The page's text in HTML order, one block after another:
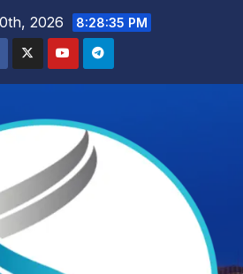
2026 8:28:36 PM